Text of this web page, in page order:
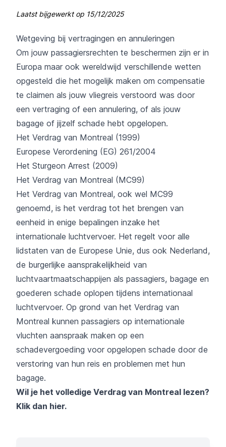
Laatst bijgewerkt op 15/12/2025
Wetgeving bij vertragingen en annuleringen
Om jouw passagiersrechten te beschermen zijn er in
Europa maar ook wereldwijd verschillende wetten
opgesteld die het mogelijk maken om compensatie
te claimen als jouw vliegreis verstoord was door
een vertraging of een annulering, of als jouw
bagage of jijzelf schade hebt opgelopen.
Het Verdrag van Montreal (1999)
Europese Verordening (EG) 261/2004
Het Sturgeon Arrest (2009)
Het Verdrag van Montreal (MC99)
Het Verdrag van Montreal, ook wel MC99
genoemd, is het verdrag tot het brengen van
eenheid in enige bepalingen inzake het
internationale luchtvervoer. Het regelt voor alle
lidstaten van de Europese Unie, dus ook Nederland,
de burgerlijke aansprakelijkheid van
luchtvaartmaatschappijen als passagiers, bagage en
goederen schade oplopen tijdens internationaal
luchtvervoer. Op grond van het Verdrag van
Montreal kunnen passagiers op internationale
vluchten aanspraak maken op een
schadevergoeding voor opgelopen schade door de
verstoring van hun reis en problemen met hun
bagage.
Wil je het volledige Verdrag van Montreal lezen?
Klik dan hier.